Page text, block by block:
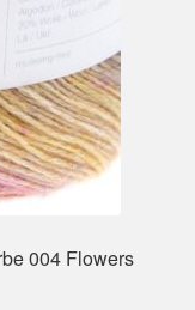
004 Flowers